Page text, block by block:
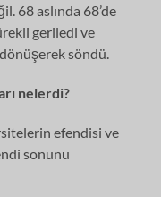
68 aslında 68’de
geriledi ve
söndü.
nelerdi?
efendisi ve
sonunu